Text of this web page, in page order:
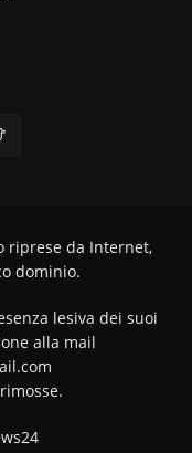
riprese da Internet,
dominio.
lesiva dei suoi
alla mail